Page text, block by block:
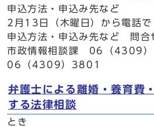
申込方法・申込み先など
2月13日（木曜日）から電話で
申込方法・申込み先など 問合
市政情報相談課 06（4309
06（4309）3801
弁護士による離婚・養育費
する法律相談
とき